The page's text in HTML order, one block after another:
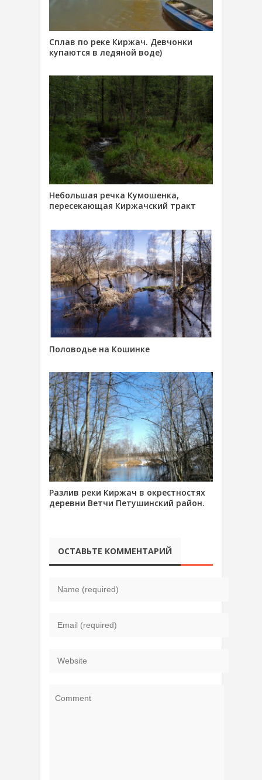
Сплав по реке Киржач. Девчонки
купаются в ледяной воде)
Небольшая речка Кумошенка,
пересекающая Киржачский тракт
Половодье на Кошинке
Разлив реки Киржач в окрестностях
деревни Ветчи Петушинский район.
ОСТАВЬТЕ КОММЕНТАРИЙ